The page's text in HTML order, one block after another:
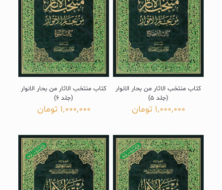
کتاب منتخب الاثار من بحار الانوار
(جلد 5)
1,000,000 تومان
کتاب منتخب الاثار من بحار الانوار
(جلد 6)
1,000,000 تومان